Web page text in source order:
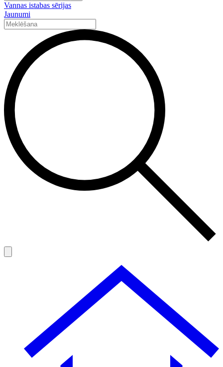
Vannas istabas sērijas
Jaunumi